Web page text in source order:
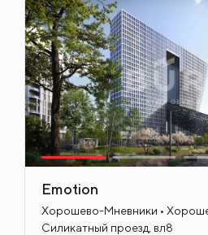
Emotion
Хорошево-Мневники •
Силикатный проезд, вл8